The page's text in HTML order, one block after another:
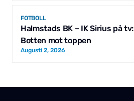
FOTBOLL
Halmstads BK – IK Sirius på tv:
Botten mot toppen
Augusti 2, 2026